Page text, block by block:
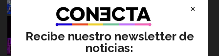
Del escenario de PrepaTec Qro al teatro musical en
Estados Unidos
06 Agosto 2026
×
Recibe nuestro newsletter de
noticias: